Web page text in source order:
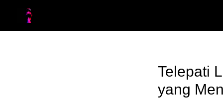
Telepati
yang
Post
navigation